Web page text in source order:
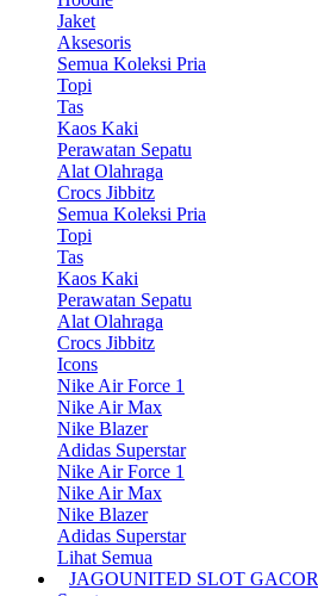
Jaket
Aksesoris
Semua Koleksi Pria
Topi
Tas
Kaos Kaki
Perawatan Sepatu
Alat Olahraga
Crocs Jibbitz
Semua Koleksi Pria
Topi
Tas
Kaos Kaki
Perawatan Sepatu
Alat Olahraga
Crocs Jibbitz
Icons
Nike Air Force 1
Nike Air Max
Nike Blazer
Adidas Superstar
Nike Air Force 1
Nike Air Max
Nike Blazer
Adidas Superstar
Lihat Semua
JAGOUNITED SLOT GACOR